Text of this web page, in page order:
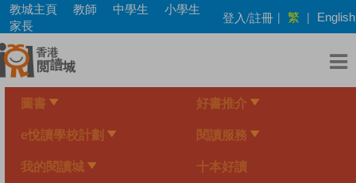
Skip
main
content
教城主頁 教師 中學生
小學生
家長
登入/註冊 | 繁 | English
圖書 好書推介
e悅讀學校計劃 閱讀服務
我的閱讀城 十本好讀